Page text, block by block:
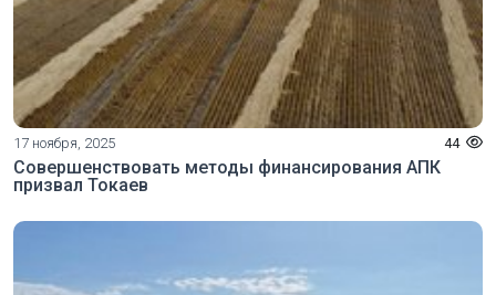
17 ноября, 2025 44
Совершенствовать методы финансирования АПК
призвал Токаев